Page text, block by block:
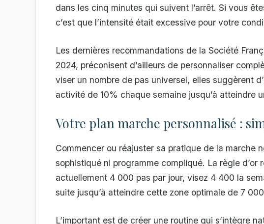
dans les cinq minutes qui suivent l’arrêt. Si vous
c’est que l’intensité était excessive pour votre
Les dernières recommandations de la Société
2024, préconisent d’ailleurs de personnaliser
viser un nombre de pas universel, elles suggèrent
activité de 10% chaque semaine jusqu’à atteindre
Votre plan marche personnalisé :
Commencer ou réajuster sa pratique de la marche
sophistiqué ni programme compliqué. La règle
actuellement 4 000 pas par jour, visez 4 400 la
suite jusqu’à atteindre cette zone optimale de 7
L’important est de créer une routine qui s’intègre